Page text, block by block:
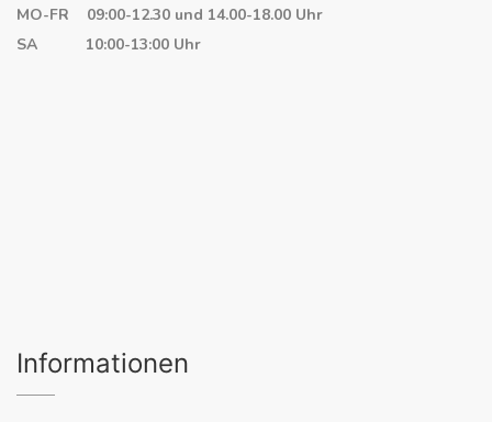
MO-FR 09:00-12.30 und 14.00-18.00 Uhr
SA 10:00-13:00 Uhr
Informationen